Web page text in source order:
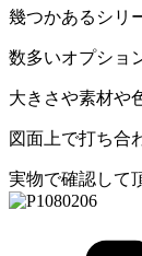
幾つかあるシリ
数多いオプショ
大きさや素材や
図面上で打ち合
実物で確認して